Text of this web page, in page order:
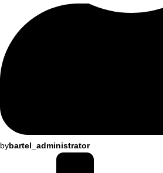
bybartel_administrator